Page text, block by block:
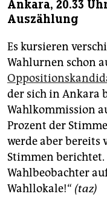
Ankara, 20.33
Auszählung
Es kursieren
Wahlurnen schon
der sich in Ankara
Wahlkommission
Prozent der
werde aber bereits
Stimmen
Wahlbeobachter
Wahllokale!“ (taz)